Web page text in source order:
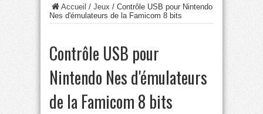
Accueil / Jeux / Contrôle USB pour Nintendo
Nes d'émulateurs de la Famicom 8 bits
Contrôle USB pour
Nintendo Nes d'émulateurs
de la Famicom 8 bits